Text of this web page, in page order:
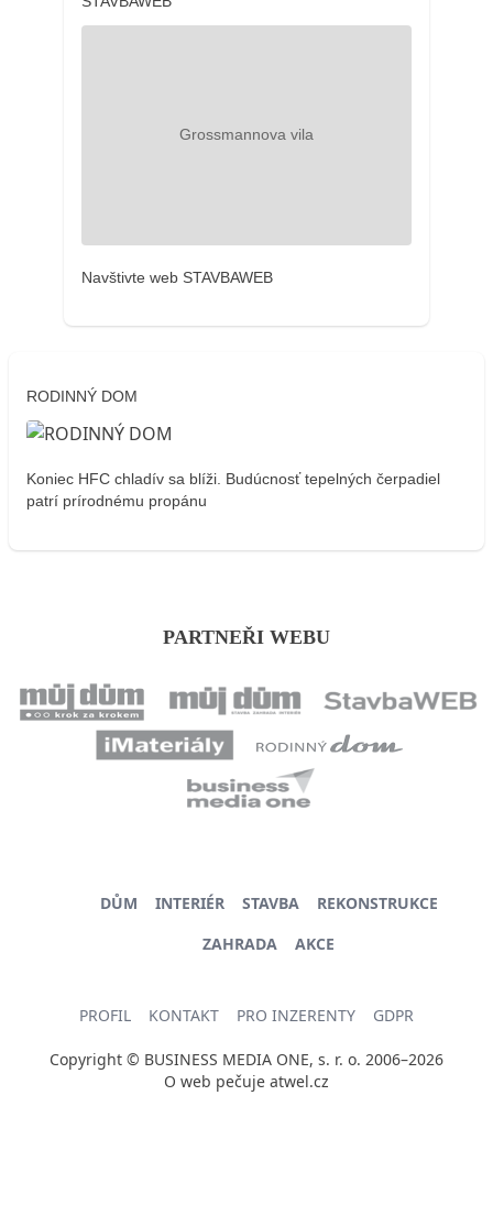
Navštivte web STAVBAWEB
RODINNÝ DOM
Koniec HFC chladív sa blíži. Budúcnosť tepelných čerpadiel
patrí prírodnému propánu
PARTNEŘI WEBU
DŮM INTERIÉR STAVBA
REKONSTRUKCE
ZAHRADA
AKCE
PROFIL KONTAKT PRO INZERENTY GDPR
Copyright © BUSINESS MEDIA ONE, s. r. o. 2006–2026